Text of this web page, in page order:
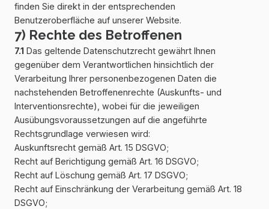
finden Sie direkt in der entsprechenden
Benutzeroberfläche auf unserer Website.
7) Rechte des Betroffenen
7.1 Das geltende Datenschutzrecht gewährt Ihnen
gegenüber dem Verantwortlichen hinsichtlich der
Verarbeitung Ihrer personenbezogenen Daten die
nachstehenden Betroffenenrechte (Auskunfts- und
Interventionsrechte), wobei für die jeweiligen
Ausübungsvoraussetzungen auf die angeführte
Rechtsgrundlage verwiesen wird:
Auskunftsrecht gemäß Art. 15 DSGVO;
Recht auf Berichtigung gemäß Art. 16 DSGVO;
Recht auf Löschung gemäß Art. 17 DSGVO;
Recht auf Einschränkung der Verarbeitung gemäß Art. 18
DSGVO;